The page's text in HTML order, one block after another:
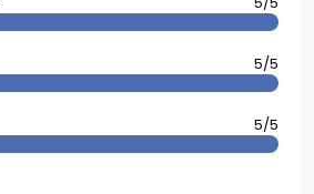
5/5
5/5